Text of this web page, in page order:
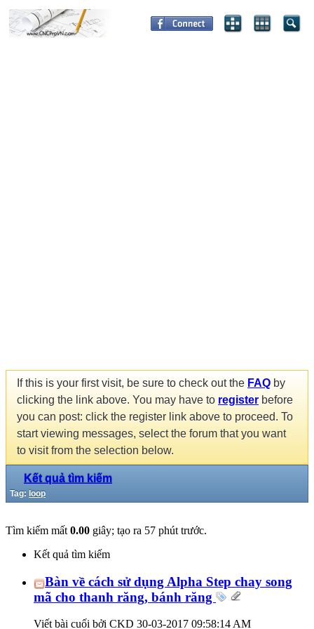
If this is your first visit, be sure to check out the FAQ by
clicking the link above. You may have to register before
you can post: click the register link above to proceed. To
start viewing messages, select the forum that you want
to visit from the selection below.
Kết quả tìm kiếm
Tag: loop
Tìm kiếm mất 0.00 giây; tạo ra 57 phút trước.
Kết quả tìm kiếm
Bàn về cách sử dụng Alpha Step chay song
mã cho thanh răng, bánh răng
Viết bài cuối bởi CKD 30-03-2017 09:58:14 AM